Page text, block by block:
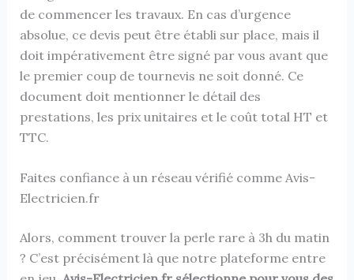
de commencer les travaux. En cas d’urgence
absolue, ce devis peut être établi sur place, mais il
doit impérativement être signé par vous avant que
le premier coup de tournevis ne soit donné. Ce
document doit mentionner le détail des
prestations, les prix unitaires et le coût total HT et
TTC.
Faites confiance à un réseau vérifié comme Avis-
Electricien.fr
Alors, comment trouver la perle rare à 3h du matin
? C’est précisément là que notre plateforme entre